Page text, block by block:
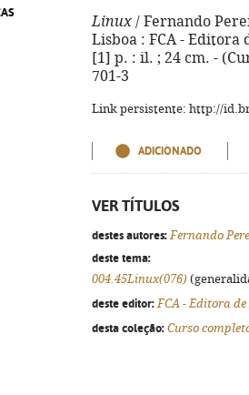
Linux / Fernando
Lisboa : FCA - Editora
[1] p. : il. ; 24 cm. -
701-3
Link persistente: http://
ADICIONADO
VER TÍTULOS
destes autores: Fernando
deste tema:
004.45Linux(076)
deste editor: FCA - Editora
desta coleção: Curso